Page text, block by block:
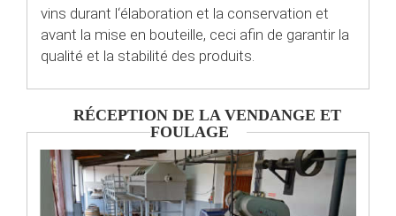
vins durant l‘élaboration et la conservation et
avant la mise en bouteille, ceci afin de garantir la
qualité et la stabilité des produits.
RÉCEPTION DE LA VENDANGE ET
FOULAGE